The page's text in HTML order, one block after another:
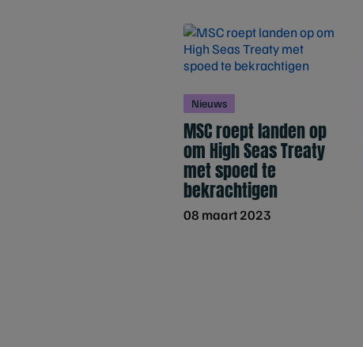
Nieuws
MSC roept landen op
om High Seas Treaty
met spoed te
bekrachtigen
08 maart 2023